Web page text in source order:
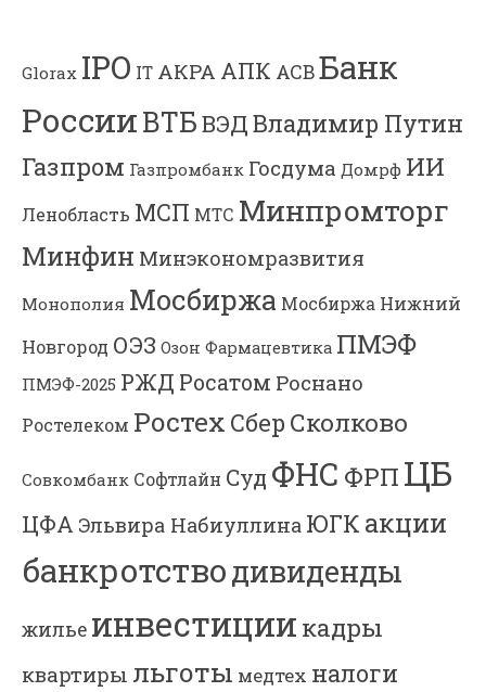
Glorax IPO IT АКРА АПК АСВБанк
РоссииВТБВЭДВладимир Путин
Газпром Газпромбанк Госдума Домрф ИИ
Ленобласть МСП МТС Минпромторг
Минфин Минэкономразвития
Монополия Мосбиржа Мосбиржа Нижний
Новгород ОЭЗ Озон Фармацевтика ПМЭФ
ПМЭФ-2025 РЖД Росатом Роснано
Ростелеком Ростех Сбер Сколково
Совкомбанк Софтлайн Суд ФНС ФРП ЦБ
ЦФА Эльвира Набиуллина ЮГК акции
банкротстводивиденды
жилье инвестиции кадры
квартиры льготы медтех налоги